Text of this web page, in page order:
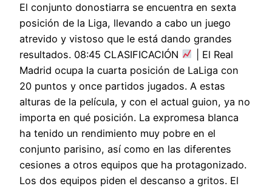
El conjunto donostiarra se encuentra en sexta
posición de la Liga, llevando a cabo un juego
atrevido y vistoso que le está dando grandes
resultados. 08:45 CLASIFICACIÓN
| El Real
Madrid ocupa la cuarta posición de LaLiga con
20 puntos y once partidos jugados. A estas
alturas de la película, y con el actual guion, ya no
importa en qué posición. La expromesa blanca
ha tenido un rendimiento muy pobre en el
conjunto parisino, así como en las diferentes
cesiones a otros equipos que ha protagonizado.
Los dos equipos piden el descanso a gritos. El